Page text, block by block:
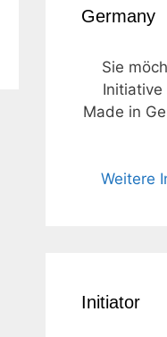
Germany
Sie
Initiative
Made in
Weitere
Initiator